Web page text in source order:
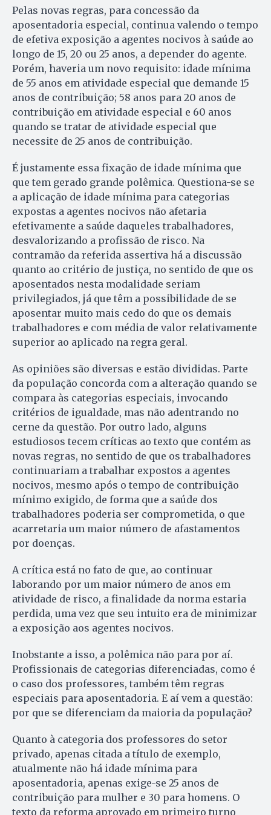
Pelas novas regras, para concessão da
aposentadoria especial, continua valendo o tempo
de efetiva exposição a agentes nocivos à saúde ao
longo de 15, 20 ou 25 anos, a depender do agente.
Porém, haveria um novo requisito: idade mínima
de 55 anos em atividade especial que demande 15
anos de contribuição; 58 anos para 20 anos de
contribuição em atividade especial e 60 anos
quando se tratar de atividade especial que
necessite de 25 anos de contribuição.
É justamente essa fixação de idade mínima que
que tem gerado grande polêmica. Questiona-se se
a aplicação de idade mínima para categorias
expostas a agentes nocivos não afetaria
efetivamente a saúde daqueles trabalhadores,
desvalorizando a profissão de risco. Na
contramão da referida assertiva há a discussão
quanto ao critério de justiça, no sentido de que os
aposentados nesta modalidade seriam
privilegiados, já que têm a possibilidade de se
aposentar muito mais cedo do que os demais
trabalhadores e com média de valor relativamente
superior ao aplicado na regra geral.
As opiniões são diversas e estão divididas. Parte
da população concorda com a alteração quando se
compara às categorias especiais, invocando
critérios de igualdade, mas não adentrando no
cerne da questão. Por outro lado, alguns
estudiosos tecem críticas ao texto que contém as
novas regras, no sentido de que os trabalhadores
continuariam a trabalhar expostos a agentes
nocivos, mesmo após o tempo de contribuição
mínimo exigido, de forma que a saúde dos
trabalhadores poderia ser comprometida, o que
acarretaria um maior número de afastamentos
por doenças.
A crítica está no fato de que, ao continuar
laborando por um maior número de anos em
atividade de risco, a finalidade da norma estaria
perdida, uma vez que seu intuito era de minimizar
a exposição aos agentes nocivos.
Inobstante a isso, a polêmica não para por aí.
Profissionais de categorias diferenciadas, como é
o caso dos professores, também têm regras
especiais para aposentadoria. E aí vem a questão:
por que se diferenciam da maioria da população?
Quanto à categoria dos professores do setor
privado, apenas citada a título de exemplo,
atualmente não há idade mínima para
aposentadoria, apenas exige-se 25 anos de
contribuição para mulher e 30 para homens. O
texto da reforma aprovado em primeiro turno